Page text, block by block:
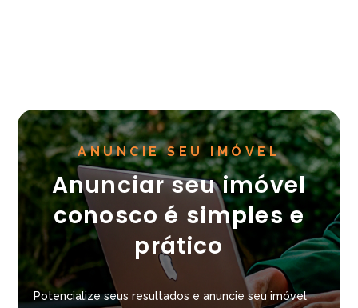
ANUNCIE SEU IMÓVEL
Anunciar seu imóvel
conosco é simples e
prático
Potencialize seus resultados e anuncie seu imóvel